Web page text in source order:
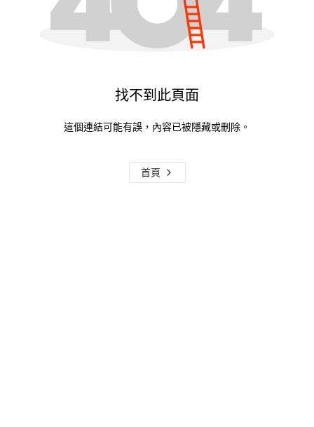
找不到此頁面
這個連結可能有誤，內容已被隱藏或刪除。
首頁